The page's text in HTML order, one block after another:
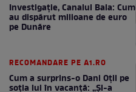
Investigație, Canalul Bala: Cum
au dispărut milioane de euro
pe Dunăre
RECOMANDARE PE A1.RO
Cum a surprins-o Dani Oțil pe
soția lui în vacanță: „Și-a